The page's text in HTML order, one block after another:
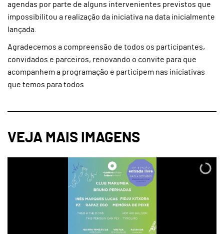
agendas por parte de alguns intervenientes previstos que
impossibilitou a realização da iniciativa na data inicialmente
lançada.
Agradecemos a compreensão de todos os participantes,
convidados e parceiros, renovando o convite para que
acompanhem a programação e participem nas iniciativas
que temos para todos